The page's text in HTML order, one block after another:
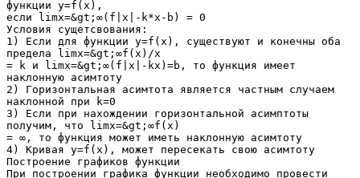
функции y=f(x),
если limx=&gt;∞(f|x|-k*x-b) = 0
Условия сущетсвования:
1) Если для функции y=f(x), существуют и конечны оба
предела limx=&gt;∞f(x)/x
= k и limx=&gt;∞(f|x|-kx)=b, то функция имеет
наклонную асимтоту
2) Горизонтальная асимтота является частным случаем
наклонной при k=0
3) Если при нахождении горизонтальной асимптоты
получим, что limx=&gt;∞f(x)
= ∞, то функция может иметь наклонную асимтоту
4) Кривая y=f(x), может пересекать свою асимтоту
Построение графиков функции
При построении графика функции необходимо провести